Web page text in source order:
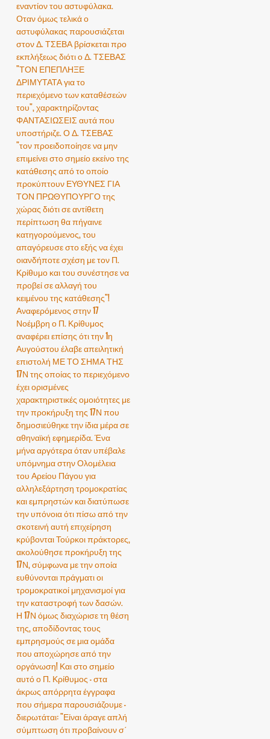
εναντίον του αστυφύλακα.
Οταν όμως τελικά ο
αστυφύλακας παρουσιάζεται
στον Δ. ΤΣΕΒΑ βρίσκεται προ
εκπλήξεως διότι ο Δ. ΤΣΕΒΑΣ
"ΤΟΝ ΕΠΕΠΛΗΞΕ
ΔΡΙΜΥΤΑΤΑ για το
περιεχόμενο των καταθέσεών
του", χαρακτηρίζοντας
ΦΑΝΤΑΣΙΩΣΕΙΣ αυτά που
υποστήριζε. Ο Δ. ΤΣΕΒΑΣ
"τον προειδοποίησε να μην
επιμείνει στο σημείο εκείνο της
κατάθεσης από το οποίο
προκύπτουν ΕΥΘΥΝΕΣ ΓΙΑ
ΤΟΝ ΠΡΩΘΥΠΟΥΡΓΟ της
χώρας διότι σε αντίθετη
περίπτωση θα πήγαινε
κατηγορούμενος, του
απαγόρευσε στο εξής να έχει
οιανδήποτε σχέση με τον Π.
Κρίθυμο και του συνέστησε να
προβεί σε αλλαγή του
κειμένου της κατάθεσης"!
Αναφερόμενος στην 17
Νοέμβρη ο Π. Κρίθυμος
αναφέρει επίσης ότι την 1η
Αυγούστου έλαβε απειλητική
επιστολή ΜΕ ΤΟ ΣΗΜΑ ΤΗΣ
17Ν της οποίας το περιεχόμενο
έχει ορισμένες
χαρακτηριστικές ομοιότητες με
την προκήρυξη της 17Ν που
δημοσιεύθηκε την ίδια μέρα σε
αθηναϊκή εφημερίδα. Ένα
μήνα αργότερα όταν υπέβαλε
υπόμνημα στην Ολομέλεια
του Αρείου Πάγου για
αλληλεξάρτηση τρομοκρατίας
και εμπρηστών και διατύπωσε
την υπόνοια ότι πίσω από την
σκοτεινή αυτή επιχείρηση
κρύβονται Τούρκοι πράκτορες,
ακολούθησε προκήρυξη της
17Ν, σύμφωνα με την οποία
ευθύνονται πράγματι οι
τρομοκρατικοί μηχανισμοί για
την καταστροφή των δασών.
Η 17Ν όμως διαχώρισε τη θέση
της, αποδίδοντας τους
εμπρησμούς σε μια ομάδα
που αποχώρησε από την
οργάνωση! Και στο σημείο
αυτό ο Π. Κρίθυμος - στα
άκρως απόρρητα έγγραφα
που σήμερα παρουσιάζουμε -
διερωτάται: "Είναι άραγε απλή
σύμπτωση ότι προβαίνουν σ΄